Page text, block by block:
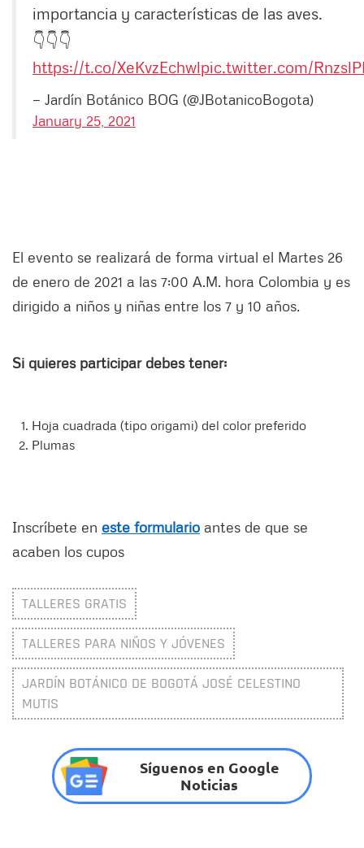
importancia y características de las aves.
👇👇👇
https://t.co/XeKvzEchwlpic.twitter.com/
— Jardín Botánico BOG (@JBotanicoBogota)
January 25, 2021
El evento se realizará de forma virtual el Martes 26
de enero de 2021 a las 7:00 A.M. hora Colombia y es
dirigido a niños y niñas entre los 7 y 10 años.
Si quieres participar debes tener:
Hoja cuadrada (tipo origami) del color preferido
Plumas
Inscríbete en este formulario antes de que se
acaben los cupos
TALLERES GRATIS
TALLERES PARA NIÑOS Y JÓVENES
JARDÍN BOTÁNICO DE BOGOTÁ JOSÉ CELESTINO
MUTIS
Síguenos en Google
Noticias